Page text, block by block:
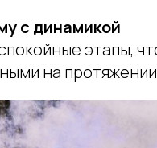
с динамикой
этапы,
на